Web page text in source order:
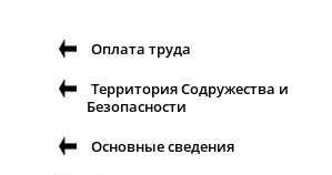
Оплата труда
Территория Содружества и
Безопасности
Основные сведения